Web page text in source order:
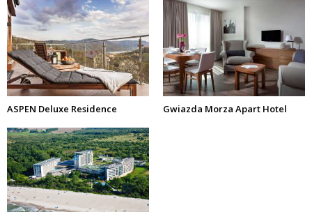
ASPEN Deluxe Residence Gwiazda Morza Apart Hotel